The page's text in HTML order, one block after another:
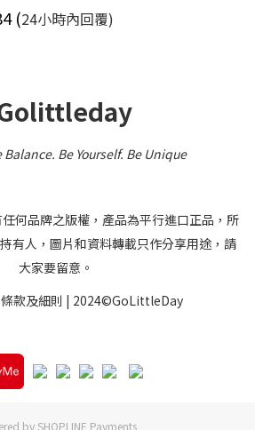
(24小時內回覆)
Be Yourself.Be Unique
何品牌之版權，產品為平行進口正品，所
有人，圖片和資料轉載只作分享用途，請
大家要留意。
條款及細則 | 2024©GoLittleDay
by SHOPLINE Payments